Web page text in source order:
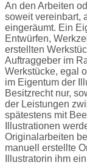
An den Arbeiten
soweit vereinbart,
eingeräumt. Ein
Entwürfen,
erstellten
Auftraggeber im
Werkstücke, egal
im Eigentum der
Besitzrecht nur,
der Leistungen
spätestens mit
Illustrationen
Originalarbeiten
manuell erstellte
Illustratorin ihm